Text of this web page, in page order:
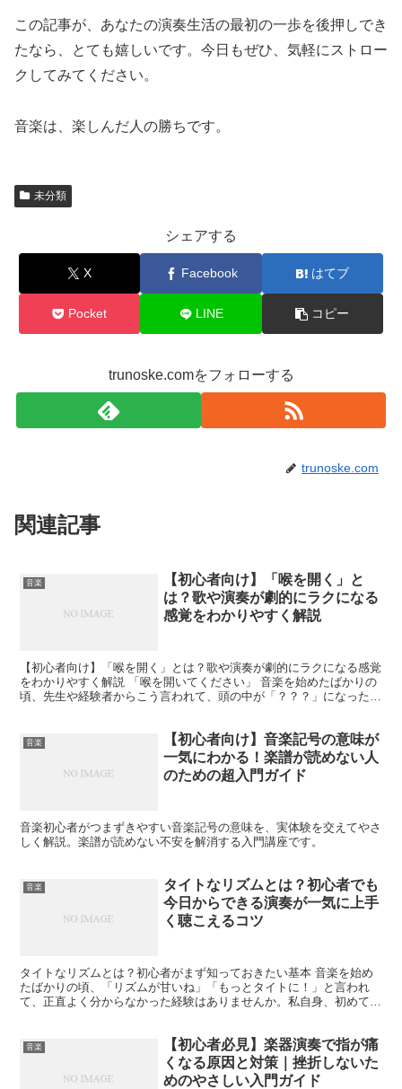
この記事が、あなたの演奏生活の最初の一歩を後押しでき
たなら、とても嬉しいです。今日もぜひ、気軽にストロー
クしてみてください。
音楽は、楽しんだ人の勝ちです。
未分類
シェアする
X Facebook はてブ
Pocket LINE コピー
trunoske.comをフォローする
trunoske.com
関連記事
音楽
【初心者向け】「喉を開く」と
は？歌や演奏が劇的にラクになる
感覚をわかりやすく解説
【初心者向け】「喉を開く」とは？歌や演奏が劇的にラクになる感覚
をわかりやすく解説 「喉を開いてください」 音楽を始めたばかりの
頃、先生や経験者からこう言われて、頭の中が「？？？」になったこ
音楽
【初心者向け】音楽記号の意味が
一気にわかる！楽譜が読めない人
のための超入門ガイド
音楽初心者がつまずきやすい音楽記号の意味を、実体験を交えてやさ
しく解説。楽譜が読めない不安を解消する入門講座です。
音楽
タイトなリズムとは？初心者でも
今日からできる演奏が一気に上手
く聴こえるコツ
タイトなリズムとは？初心者がまず知っておきたい基本 音楽を始め
たばかりの頃、「リズムが甘いね」「もっとタイトに！」と言われ
て、正直よく分からなかった経験はありませんか。私自身、初めてバ
音楽
【初心者必見】楽器演奏で指が痛
くなる原因と対策｜挫折しないた
めのやさしい入門ガイド